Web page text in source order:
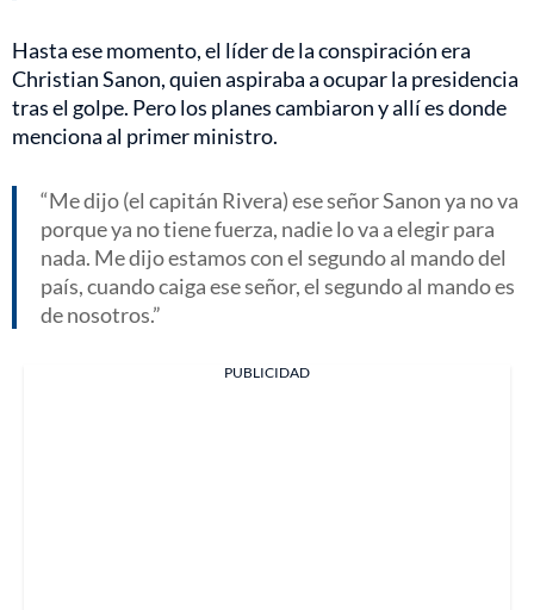
Hasta ese momento, el líder de la conspiración era
Christian Sanon, quien aspiraba a ocupar la presidencia
tras el golpe. Pero los planes cambiaron y allí es donde
menciona al primer ministro.
Me dijo (el capitán Rivera) ese señor Sanon ya no va
porque ya no tiene fuerza, nadie lo va a elegir para
nada. Me dijo estamos con el segundo al mando del
país, cuando caiga ese señor, el segundo al mando es
de nosotros.
PUBLICIDAD